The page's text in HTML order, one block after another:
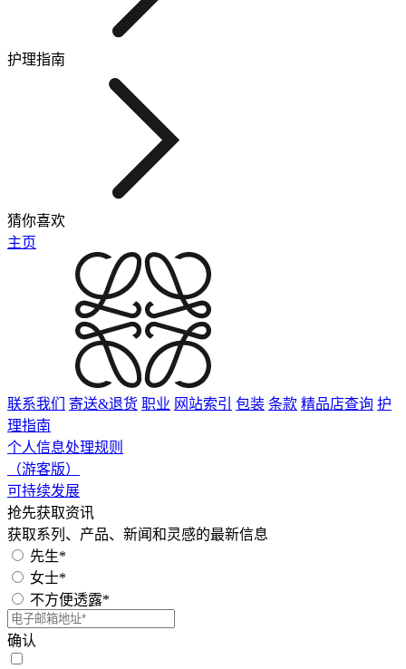
护理指南
猜你喜欢
主页
联系我们 寄送&退货 职业 网站索引 包装 条款 精品店查询 护
理指南
个人信息处理规则
（游客版）
可持续发展
抢先获取资讯
获取系列、产品、新闻和灵感的最新信息
先生*
女士*
不方便透露*
确认